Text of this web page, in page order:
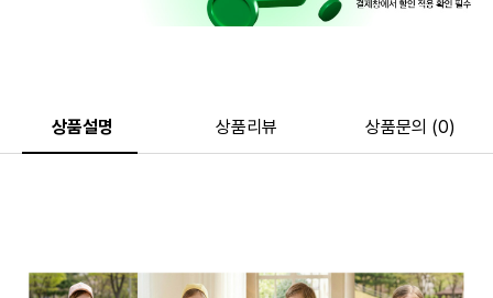
상품설명 상품리뷰 상품문의 (0)